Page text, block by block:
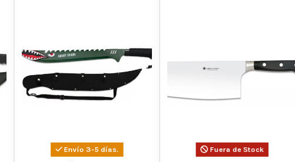
Envío 3-5 días. Fuera de Stock